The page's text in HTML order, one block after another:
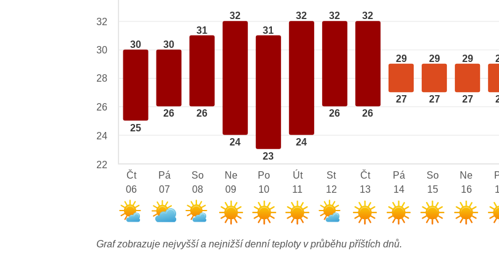
30
25
30
26
31
26
32
24
31
23
32
24
32
26
32
26
29
27
29
27
29
27
32
30
28
26
24
22
Čt
06
Pá
07
So
08
Ne
09
Po
10
Út
11
St
12
Čt
13
Pá
14
So
15
Ne
16
Graf zobrazuje nejvyšší a nejnižší denní teploty v průběhu příštích dnů.